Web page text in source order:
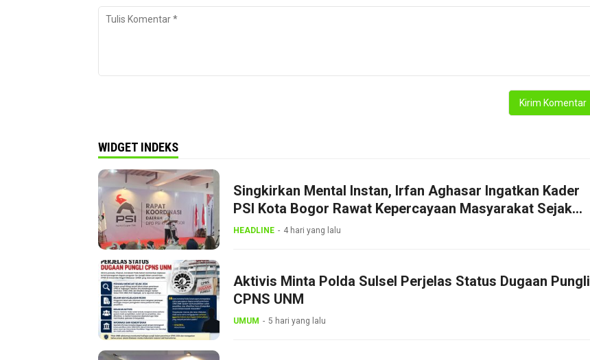
WIDGET INDEKS
Singkirkan Mental Instan, Irfan Aghasar Ingatkan Kader
PSI Kota Bogor Rawat Kepercayaan Masyarakat Sejak
Dini
HEADLINE 4 hari yang lalu
Aktivis Minta Polda Sulsel Perjelas Status Dugaan Pungli
CPNS UNM
UMUM 5 hari yang lalu